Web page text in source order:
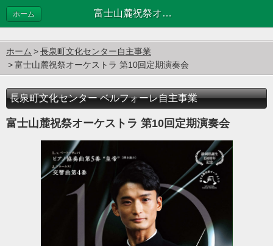
富士山麓祝祭オーケストラ 第10回定期演奏会
ホーム
ホーム
長泉町文化センター自主事業
富士山麓祝祭オーケストラ 第10回定期演奏会
長泉町文化センター ベルフォーレ自主事業
富士山麓祝祭オーケストラ 第10回定期演奏会